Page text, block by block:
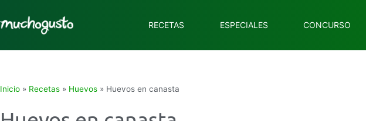
RECETAS ESPECIALES CONCURSO
Inicio » Recetas » Huevos » Huevos en canasta